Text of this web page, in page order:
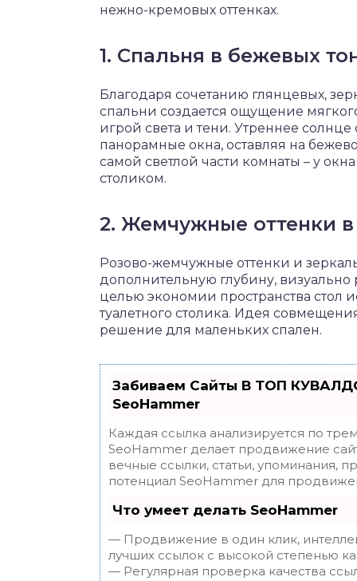
нежно-кремовых оттенках.
1. Спальня в бежевых
Благодаря сочетанию глянцевых,
спальни создается ощущение
игрой света и тени. Утреннее
панорамные окна, оставляя на
самой светлой части комнаты – у
столиком.
2. Жемчужные оттенки
Розово-жемчужные оттенки и
дополнительную глубину,
целью экономии пространства стол
туалетного столика. Идея
решение для маленьких спален.
Забиваем Сайты В ТОП
SeoHammer
Каждая ссылка анализируется по
SeoHammer делает продвижение
вечные ссылки, статьи, упоминания,
потенциал SeoHammer для
Что умеет делать SeoHammer
— Продвижение в один клик,
лучших ссылок с высокой степенью
— Регулярная проверка качества